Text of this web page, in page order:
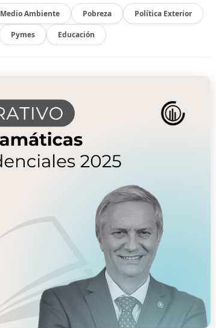
Medio Ambiente Pobreza Política Exterior
Pymes Educación